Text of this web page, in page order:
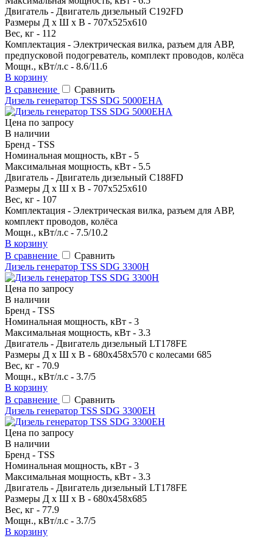
Двигатель - Двигатель дизельный C192FD
Размеры Д х Ш х В - 707х525х610
Вес, кг - 112
Комплектация - Электрическая вилка, разъем для АВР,
предпусковой подогреватель, комплект проводов, колёса
Мощн., кВт/л.с - 8.6/11.6
В корзину
В сравнение
Сравнить
Дизель генератор TSS SDG 5000EHA
Цена по запросу
В наличии
Бренд - TSS
Номинальная мощность, кВт - 5
Максимальная мощность, кВт - 5.5
Двигатель - Двигатель дизельный C188FD
Размеры Д х Ш х В - 707х525х610
Вес, кг - 107
Комплектация - Электрическая вилка, разъем для АВР,
комплект проводов, колёса
Мощн., кВт/л.с - 7.5/10.2
В корзину
В сравнение
Сравнить
Дизель генератор TSS SDG 3300H
Цена по запросу
В наличии
Бренд - TSS
Номинальная мощность, кВт - 3
Максимальная мощность, кВт - 3.3
Двигатель - Двигатель дизельный LT178FE
Размеры Д х Ш х В - 680х458х570 с колесами 685
Вес, кг - 70.9
Мощн., кВт/л.с - 3.7/5
В корзину
В сравнение
Сравнить
Дизель генератор TSS SDG 3300EH
Цена по запросу
В наличии
Бренд - TSS
Номинальная мощность, кВт - 3
Максимальная мощность, кВт - 3.3
Двигатель - Двигатель дизельный LT178FE
Размеры Д х Ш х В - 680х458х685
Вес, кг - 77.9
Мощн., кВт/л.с - 3.7/5
В корзину